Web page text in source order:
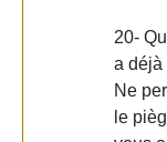
20-
a déjà
Ne
le